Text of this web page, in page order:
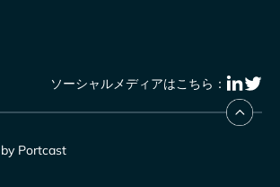
ソーシャルメディアはこちら：
Portcast